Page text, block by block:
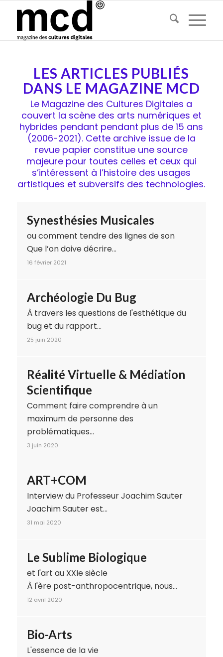
LES ARTICLES PUBLIÉS
DANS LE MAGAZINE MCD
Le Magazine des Cultures Digitales a
couvert la scène des arts numériques et
hybrides pendant pendant plus de 15 ans
(2006-2021). Cette archive issue de la
revue papier constitue une source
majeure pour toutes celles et ceux qui
s’intéressent à l’histoire des usages
artistiques et subversifs des technologies.
Synesthésies Musicales
ou comment tendre des lignes de son
Que l’on doive décrire…
16 février 2021
Archéologie Du Bug
À travers les questions de l'esthétique du
bug et du rapport…
25 juin 2020
Réalité Virtuelle & Médiation
Scientifique
Comment faire comprendre à un
maximum de personne des
problématiques…
3 juin 2020
ART+COM
Interview du Professeur Joachim Sauter
Joachim Sauter est…
31 mai 2020
Le Sublime Biologique
et l'art au XXIe siècle
À l'ère post-anthropocentrique, nous…
12 avril 2020
Bio-Arts
L'essence de la vie